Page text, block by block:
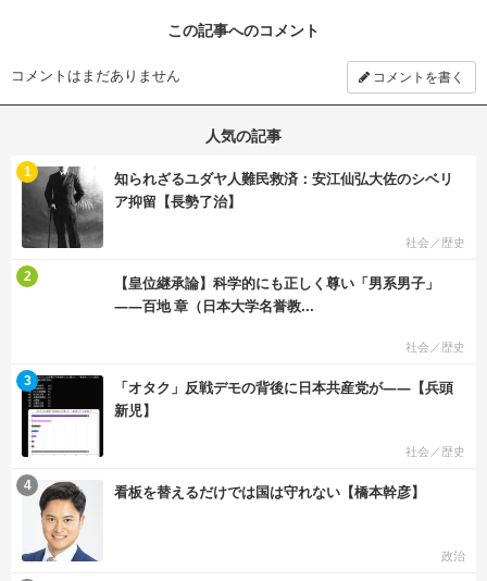
この記事へのコメント
コメントはまだありません コメントを書く
人気の記事
知られざるユダヤ人難民救済：安江仙弘大佐のシベリ
ア抑留【長勢了治】
社会／歴史
1
【皇位継承論】科学的にも正しく尊い「男系男子」
――百地 章（日本大学名誉教...
社会／歴史
2
「オタク」反戦デモの背後に日本共産党が――【兵頭
新児】
社会／歴史
3
看板を替えるだけでは国は守れない【橋本幹彦】
政治
4